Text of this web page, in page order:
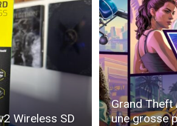
Wireless SD
Grand Theft
une grosse